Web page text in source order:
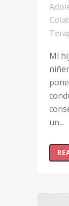
Mi
un...